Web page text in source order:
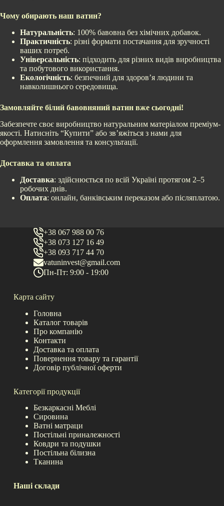
Чому обирають наш ватин?
Натуральність: 100% бавовна без хімічних добавок.
Практичність: різні формати постачання для зручності
ваших потреб.
Універсальність: підходить для різних видів виробництва
та побутового використання.
Екологічність: безпечний для здоров’я людини та
навколишнього середовища.
Замовляйте білий бавовняний ватин вже сьогодні!
Забезпечте своє виробництво натуральним матеріалом преміум-
якості. Натисніть “Купити” або зв’яжіться з нами для
оформлення замовлення та консультації.
Доставка та оплата
Доставка: здійснюється по всій Україні протягом 2–5
робочих днів.
Оплата: онлайн, банківським переказом або післяплатою.
+38 067 988 00 76
+38 073 127 16 49
+38 093 717 44 70
vatuninvest@gmail.com
Пн-Пт: 9:00 - 19:00
Карта сайту
Головна
Каталог товарів
Про компанію
Контакти
Доставка та оплата
Повернення товару та гарантії
Договір публічної оферти
Категорії продукції
Безкаркасні Меблі
Сировина
Ватні матраци
Постільні приналежності
Ковдри та подушки
Постільна білизна
Тканина
Наші склади